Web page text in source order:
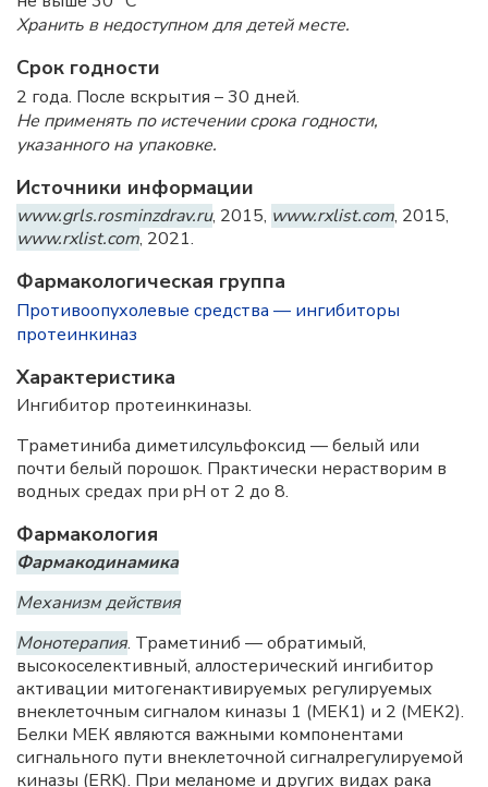
Хранить в недоступном для детей месте.
Срок годности
2 года. После вскрытия – 30 дней.
Не применять по истечении срока годности,
указанного на упаковке.
Источники информации
www.grls.rosminzdrav.ru, 2015, www.rxlist.com, 2015,
www.rxlist.com, 2021.
Фармакологическая группа
Противоопухолевые средства — ингибиторы
протеинкиназ
Характеристика
Ингибитор протеинкиназы.
Траметиниба диметилсульфоксид — белый или
почти белый порошок. Практически нерастворим в
водных средах при pH от 2 до 8.
Фармакология
Фармакодинамика
Механизм действия
Монотерапия. Траметиниб — обратимый,
высокоселективный, аллостерический ингибитор
активации митогенактивируемых регулируемых
внеклеточным сигналом киназы 1 (МЕК1) и 2 (МЕК2).
Белки МЕК являются важными компонентами
сигнального пути внеклеточной сигналрегулируемой
киназы (ERK). При меланоме и других видах рака